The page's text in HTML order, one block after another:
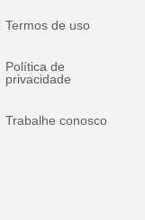
Termos de uso
Política de
privacidade
Trabalhe conosco